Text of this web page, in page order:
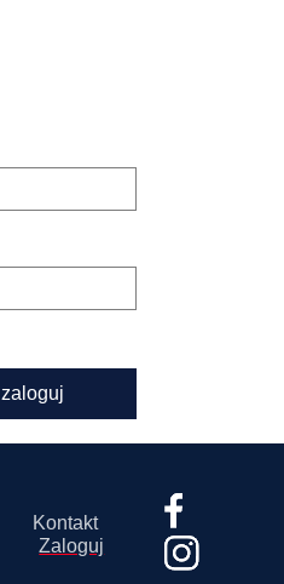
zaloguj
Kontakt
Zaloguj